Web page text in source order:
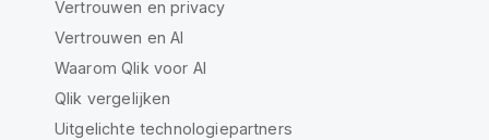
Vertrouwen en privacy
Vertrouwen en AI
Waarom Qlik voor AI
Qlik vergelijken
Uitgelichte technologiepartners